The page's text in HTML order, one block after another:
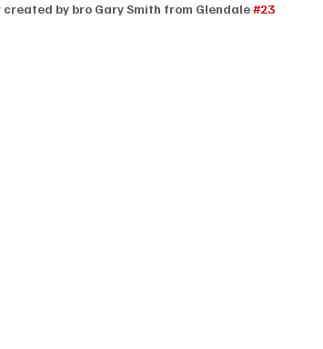
by bro Gary Smith from Glendale #23